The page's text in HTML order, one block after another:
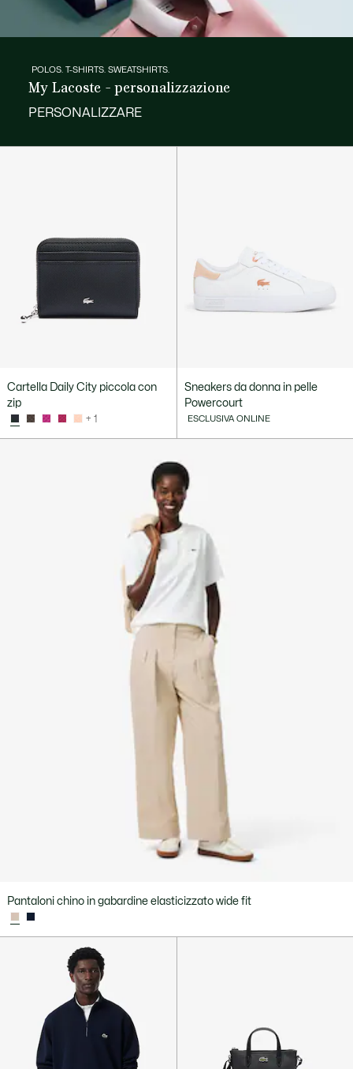
POLOS. T-SHIRTS. SWEATSHIRTS.
My Lacoste - personalizzazione
PERSONALIZZARE
Cartella Daily City piccola con
zip
+ 1
Sneakers da donna in pelle
Powercourt
ESCLUSIVA ONLINE
Pantaloni chino in gabardine elasticizzato wide fit